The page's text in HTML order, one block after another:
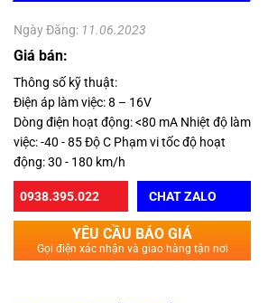
Ngày Đăng: 11.06.2023
Giá bán:
Thông số kỹ thuật:
Điện áp làm việc: 8 – 16V
Dòng điện hoạt động: <80 mA Nhiệt độ làm
việc: -40 - 85 Độ C Phạm vi tốc độ hoạt
động: 30 - 180 km/h
0938.395.022 CHAT ZALO
YÊU CẦU BÁO GIÁ
Gọi điện xác nhận và giao hàng tận nơi